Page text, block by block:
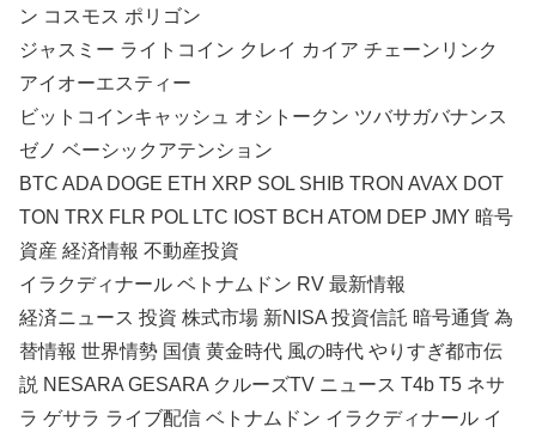
ン コスモス ポリゴン
ジャスミー ライトコイン クレイ カイア チェーンリンク
アイオーエスティー
ビットコインキャッシュ オシトークン ツバサガバナンス
ゼノ ベーシックアテンション
BTC ADA DOGE ETH XRP SOL SHIB TRON AVAX DOT
TON TRX FLR POL LTC IOST BCH ATOM DEP JMY 暗号
資産 経済情報 不動産投資
イラクディナール ベトナムドン RV 最新情報
経済ニュース 投資 株式市場 新NISA 投資信託 暗号通貨 為
替情報 世界情勢 国債 黄金時代 風の時代 やりすぎ都市伝
説 NESARA GESARA クルーズTV ニュース T4b T5 ネサ
ラ ゲサラ ライブ配信 ベトナムドン イラクディナール イ